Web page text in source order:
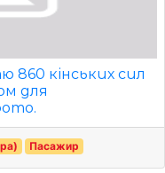
860 кінських сил
для
Пасажир